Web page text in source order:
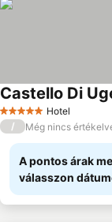
5 KategóriaHotel
Castello Di
/ Még nincs
A pontos árak
válasszon